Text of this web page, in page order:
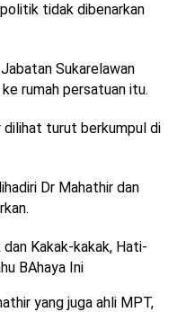
tidak dibenarkan
Sukarelawan
rumah persatuan itu.
dilihat turut berkumpul di
Dr Mahathir dan
Kakak-kakak, Hati-
BAhaya Ini
yang juga ahli MPT,